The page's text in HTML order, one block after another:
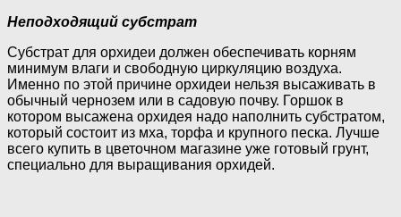
Неподходящий субстрат
Субстрат для орхидеи должен обеспечивать корням
минимум влаги и свободную циркуляцию воздуха.
Именно по этой причине орхидеи нельзя высаживать в
обычный чернозем или в садовую почву. Горшок в
котором высажена орхидея надо наполнить субстратом,
который состоит из мха, торфа и крупного песка. Лучше
всего купить в цветочном магазине уже готовый грунт,
специально для выращивания орхидей.